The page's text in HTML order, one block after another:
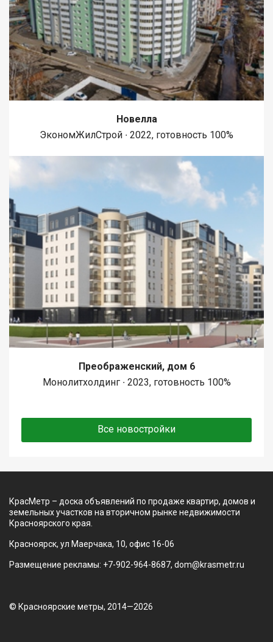
Новелла
ЭкономЖилСтрой ∙ 2022, готовность 100%
Преображенский, дом 6
Монолитхолдинг ∙ 2023, готовность 100%
Все новостройки
КрасМетр – доска объявлений по продаже квартир, домов и
земельных участков на вторичном рынке недвижимости
Красноярского края.
Красноярск, ул Маерчака, 10, офис 16-06
Размещение рекламы: +7-902-964-8687, dom@krasmetr.ru
© Красноярские метры, 2014—2026